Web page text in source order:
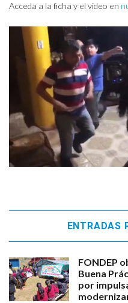
Acceda a la ficha y el video en
ENTRADAS
FONDEP
Buena
por